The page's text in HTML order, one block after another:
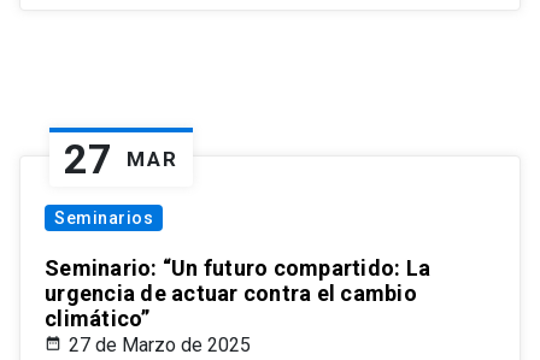
27 MAR
Seminarios
Seminario: “Un futuro compartido: La
urgencia de actuar contra el cambio
climático”
27 de Marzo de 2025